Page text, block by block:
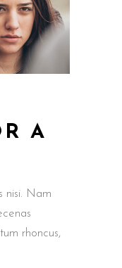
A
nisi. Nam
rhoncus,